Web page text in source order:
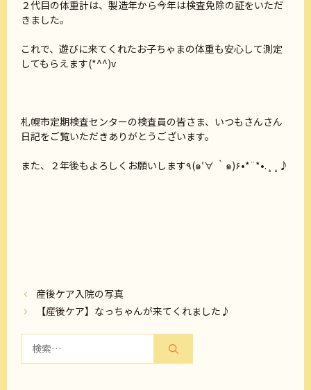
２代目の体重計は、製造年から今年は検査免除の証をいただ
きました。
これで、遊びに来てくれたお子ちゃまの体重も安心して測定
してもらえます(*^^)v
札幌市定期検査センターの検査員の皆さま、いつもさんさん
日記をご覧いただきありがとうございます。
また、２年後もよろしくお願いします٩(๑′∀ ‵๑)۶•*¨*•.¸¸♪
産後ケア入院の写真
【産後ケア】なっちゃんが来てくれました♪